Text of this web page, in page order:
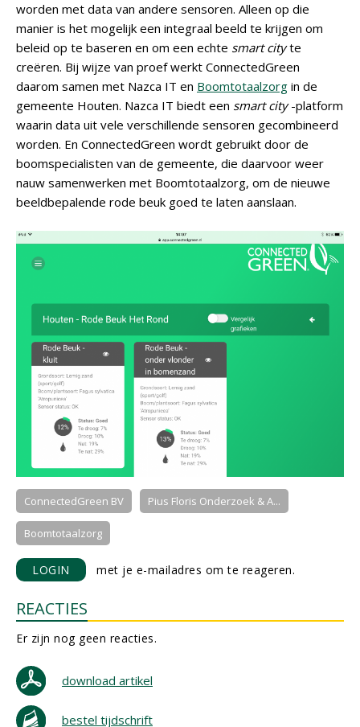
worden met data van andere sensoren. Alleen op die
manier is het mogelijk een integraal beeld te krijgen om
beleid op te baseren en om een echte smart cityte
creëren. Bij wijze van proef werkt ConnectedGreen
daarom samen met Nazca IT en Boomtotaalzorg in de
gemeente Houten. Nazca IT biedt een smart city-platform
waarin data uit vele verschillende sensoren gecombineerd
worden. En ConnectedGreen wordt gebruikt door de
boomspecialisten van de gemeente, die daarvoor weer
nauw samenwerken met Boomtotaalzorg, om de nieuwe
beeldbepalende rode beuk goed te laten aanslaan.
ConnectedGreen BV Pius Floris Onderzoek & A...
Boomtotaalzorg
LOGIN met je e-mailadres om te reageren.
REACTIES
Er zijn nog geen reacties.
download artikel
bestel tijdschrift